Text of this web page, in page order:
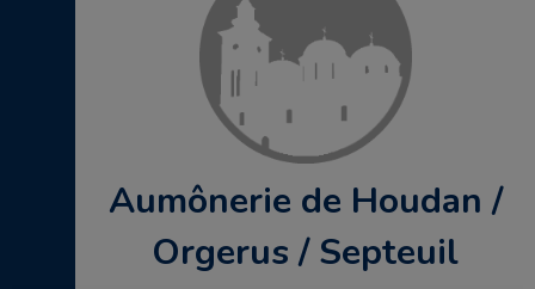
Aumônerie de Houdan /
Orgerus / Septeuil